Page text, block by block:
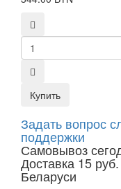
Купить
Задать вопрос
поддержки
Самовывоз
Доставка 15
Беларуси